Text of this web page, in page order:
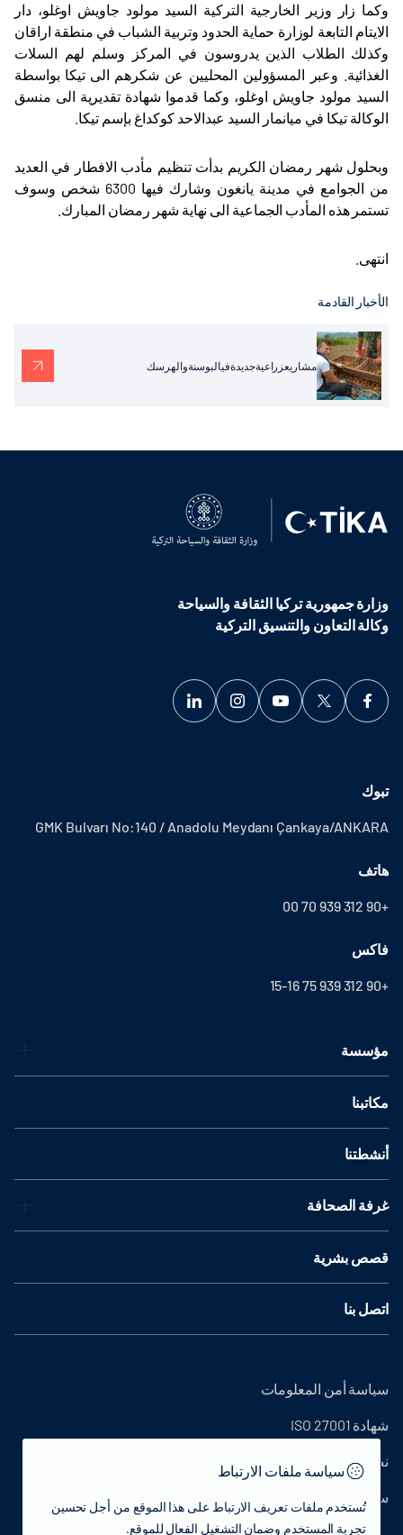
وكما زار وزير الخارجية التركية السيد مولود جاويش اوغلو، دار
الايتام التابعة لوزارة حماية الحدود وتربية الشباب في منطقة اراقان
وكذلك الطلاب الذين يدروسون في المركز وسلم لهم السلات
الغذائية. وعبر المسؤولين المحليين عن شكرهم الى تيكا بواسطة
السيد مولود جاويش اوغلو، وكما قدموا شهادة تقديرية الى منسق
الوكالة تيكا في ميانمار السيد عبدالاحد كوكداغ بإسم تيكا.
وبحلول شهر رمضان الكريم بدأت تنظيم مأدب الافطار في العديد
من الجوامع في مدينة يانغون وشارك فيها 6300 شخص وسوف
تستمر هذه المأدب الجماعية الى نهاية شهر رمضان المبارك.
انتهى.
الأخبار القادمة
مشاريعزراعيةجديدةفيالبوسنةوالهرسك
وزارة جمهورية تركيا الثقافة والسياحة
وكالة التعاون والتنسيق التركية
تبوك
GMK Bulvarı No:140 / Anadolu Meydanı Çankaya/ANKARA
هاتف
+90 312 939 70 00
فاكس
+90 312 939 75 15-16
مؤسسة
مكاتبنا
أنشطتنا
غرفة الصحافة
قصص بشرية
اتصل بنا
سياسة أمن المعلومات
شهادة ISO 27001
نص التوضيح
سياسة الخصوصية
سياسة ملفات الارتباط
تُستخدم ملفات تعريف الارتباط على هذا الموقع من أجل تحسين
تجربة المستخدم وضمان التشغيل الفعال للموقع.